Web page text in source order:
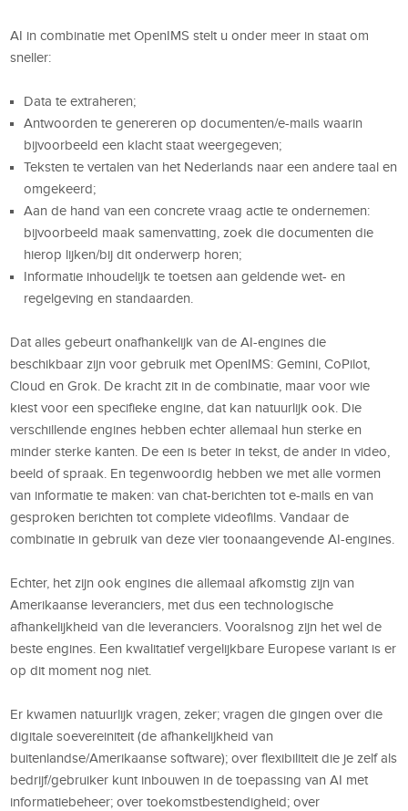
AI in combinatie met OpenIMS stelt u onder meer in staat om
sneller:
Data te extraheren;
Antwoorden te genereren op documenten/e-mails waarin
bijvoorbeeld een klacht staat weergegeven;
Teksten te vertalen van het Nederlands naar een andere taal en
omgekeerd;
Aan de hand van een concrete vraag actie te ondernemen:
bijvoorbeeld maak samenvatting, zoek die documenten die
hierop lijken/bij dit onderwerp horen;
Informatie inhoudelijk te toetsen aan geldende wet- en
regelgeving en standaarden.
Dat alles gebeurt onafhankelijk van de AI-engines die
beschikbaar zijn voor gebruik met OpenIMS: Gemini, CoPilot,
Cloud en Grok. De kracht zit in de combinatie, maar voor wie
kiest voor een specifieke engine, dat kan natuurlijk ook. Die
verschillende engines hebben echter allemaal hun sterke en
minder sterke kanten. De een is beter in tekst, de ander in video,
beeld of spraak. En tegenwoordig hebben we met alle vormen
van informatie te maken: van chat-berichten tot e-mails en van
gesproken berichten tot complete videofilms. Vandaar de
combinatie in gebruik van deze vier toonaangevende AI-engines.
Echter, het zijn ook engines die allemaal afkomstig zijn van
Amerikaanse leveranciers, met dus een technologische
afhankelijkheid van die leveranciers. Vooralsnog zijn het wel de
beste engines. Een kwalitatief vergelijkbare Europese variant is er
op dit moment nog niet.
Er kwamen natuurlijk vragen, zeker; vragen die gingen over die
digitale soevereiniteit (de afhankelijkheid van
buitenlandse/Amerikaanse software); over flexibiliteit die je zelf als
bedrijf/gebruiker kunt inbouwen in de toepassing van AI met
informatiebeheer; over toekomstbestendigheid; over